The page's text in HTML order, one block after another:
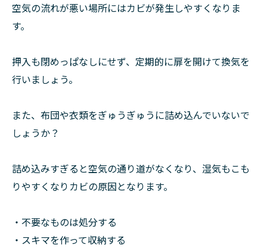
空気の流れが悪い場所にはカビが発生しやすくなりま
す。
押入も閉めっぱなしにせず、定期的に扉を開けて換気を
行いましょう。
また、布団や衣類をぎゅうぎゅうに詰め込んでいないで
しょうか？
詰め込みすぎると空気の通り道がなくなり、湿気もこも
りやすくなりカビの原因となります。
・不要なものは処分する
・スキマを作って収納する